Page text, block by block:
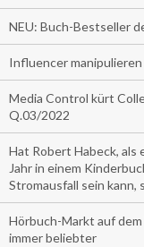
NEU: Buch-Bestseller
Influencer
Media Control kürt
Q.03/2022
Hat Robert Habeck, als
Jahr in einem
Stromausfall sein kann,
Hörbuch-Markt auf
immer beliebter